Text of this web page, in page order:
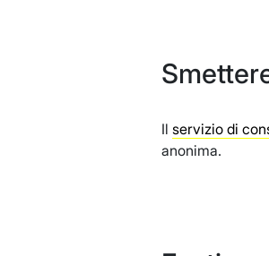
Il servizio di
anonima.